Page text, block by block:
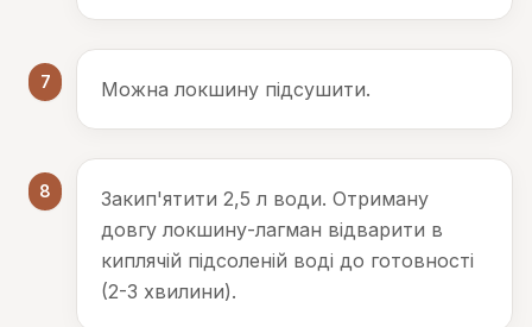
7 Можна локшину підсушити.
8
Закип'ятити 2,5 л води. Отриману
довгу локшину-лагман відварити в
киплячій підсоленій воді до готовності
(2-3 хвилини).